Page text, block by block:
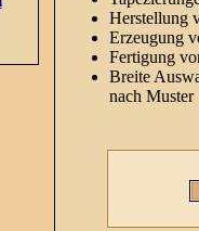
Herstellung
Erzeugung
Fertigung
Breite
nach Muster